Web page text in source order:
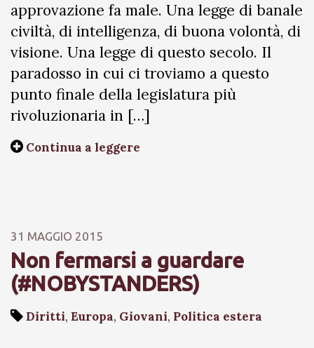
approvazione fa male. Una legge di banale
civiltà, di intelligenza, di buona volontà, di
visione. Una legge di questo secolo. Il
paradosso in cui ci troviamo a questo
punto finale della legislatura più
rivoluzionaria in […]
Continua a leggere
31 MAGGIO 2015
Non fermarsi a guardare
(#NOBYSTANDERS)
Diritti, Europa, Giovani, Politica estera